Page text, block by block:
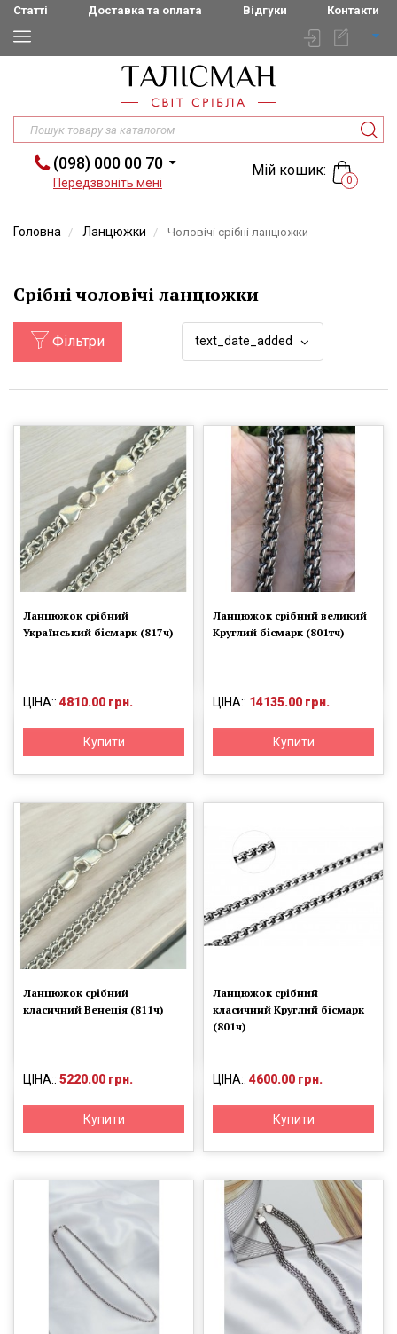
Статті Доставка та оплата Відгуки Контакти
(098) 000 00 70
Передзвоніть мені
Мій кошик:
0
Головна Ланцюжки Чоловічі срібні ланцюжки
Срібні чоловічі ланцюжки
Фільтри text_date_added
Ланцюжок срібний
Український бісмарк (817ч)
ЦІНА:: 4810.00 грн.
Купити
Ланцюжок срібний великий
Круглий бісмарк (801тч)
ЦІНА:: 14135.00 грн.
Купити
Ланцюжок срібний
класичний Венеція (811ч)
ЦІНА:: 5220.00 грн.
Купити
Ланцюжок срібний
класичний Круглий бісмарк
(801ч)
ЦІНА:: 4600.00 грн.
Купити